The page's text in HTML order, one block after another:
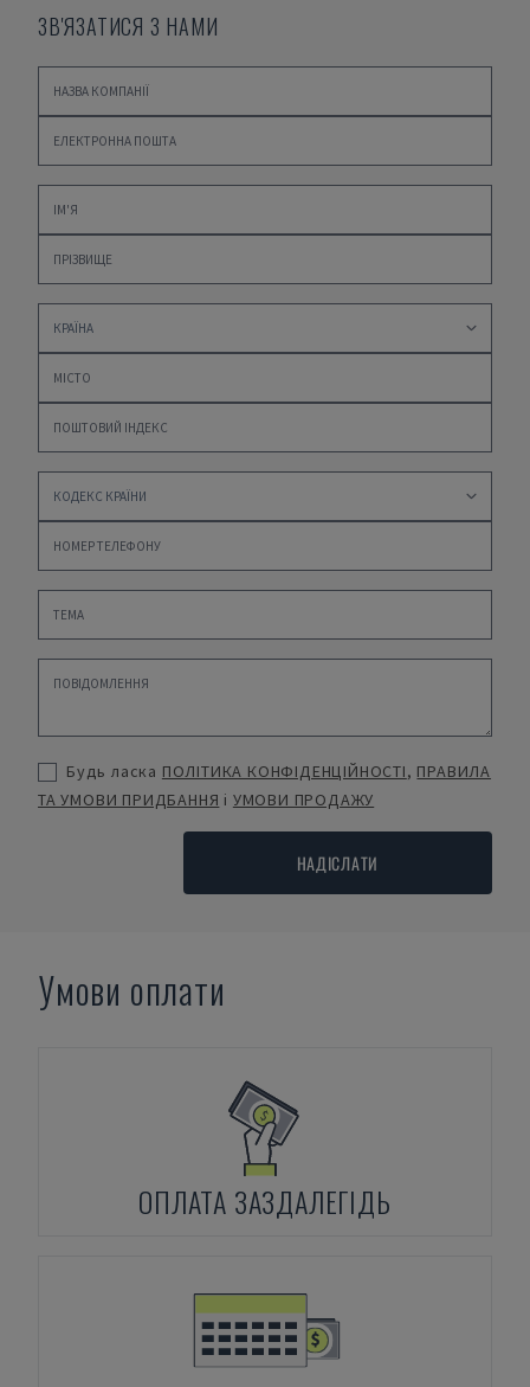
ЗВ'ЯЗАТИСЯ З НАМИ
Будь ласка ПОЛІТИКА КОНФІДЕНЦІЙНОСТІ, ПРАВИЛА
ТА УМОВИ ПРИДБАННЯ і УМОВИ ПРОДАЖУ
НАДІСЛАТИ
Умови оплати
ОПЛАТА ЗАЗДАЛЕГІДЬ